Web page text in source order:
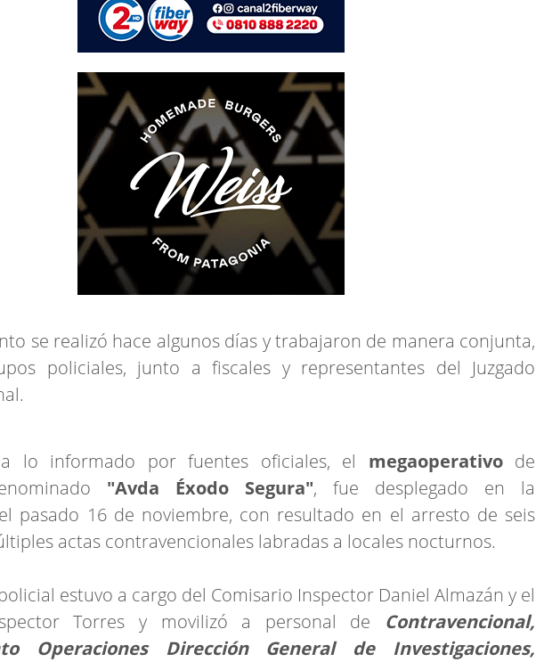
se realizó hace algunos días y trabajaron de manera conjunta,
policiales, junto a fiscales y representantes del Juzgado
lo informado por fuentes oficiales, el megaoperativo de
"Avda Éxodo Segura", fue desplegado en la
pasado 16 de noviembre, con resultado en el arresto de seis
actas contravencionales labradas a locales nocturnos.
estuvo a cargo del Comisario Inspector Daniel Almazán y el
Torres y movilizó a personal de Contravencional,
Operaciones Dirección General de Investigaciones,